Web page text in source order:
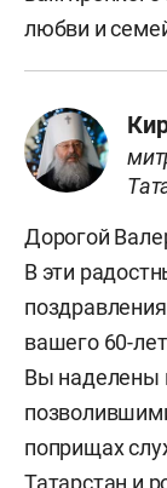
любви и
Дорогой
В эти
вашего 60-
Вы наделены
поприщах
Татарстан и